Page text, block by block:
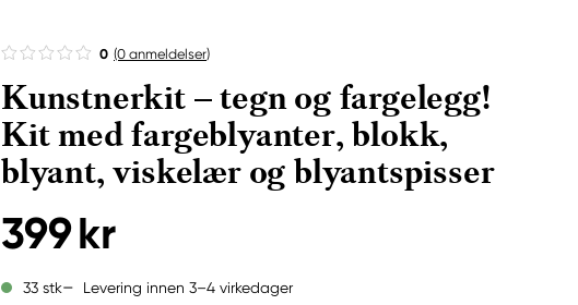
0 (0 anmeldelser)
Kunstnerkit – tegn og fargelegg!
Kit med fargeblyanter, blokk,
blyant, viskelær og blyantspisser
399 kr
33 stk Levering innen 3–4 virkedager